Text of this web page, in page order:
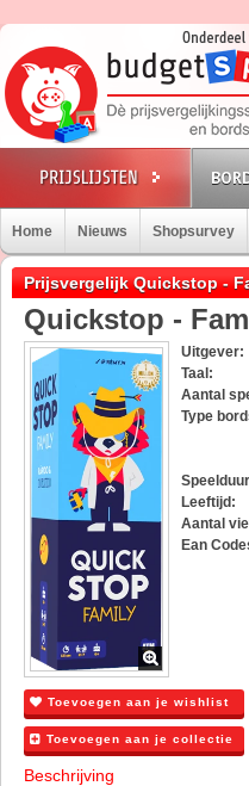
Home Nieuws Shopsurvey
Prijsvergelijk Quickstop -
Quickstop -
Uitgever:
Taal:
Aantal
Type
Leeftijd:
Aantal
Ean
Toevoegen aan je wishlist
Toevoegen aan je collectie
Beschrijving